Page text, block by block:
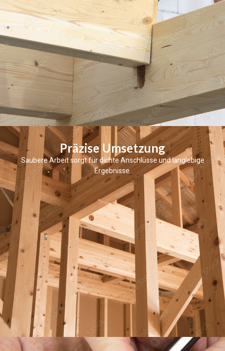
Präzise Umsetzung
Saubere Arbeit sorgt für dichte Anschlüsse und langlebige
Ergebnisse.